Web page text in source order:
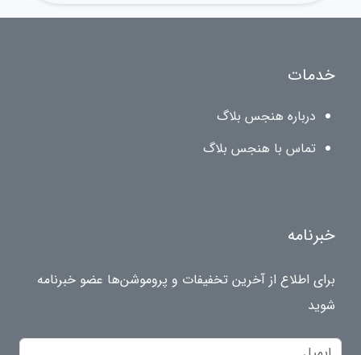
خدمات
درباره هنجس بلاگ
تماس با هنجس بلاگ
خبرنامه
برای اطلاع از آخرین تخفیفات و پروموشن‌ها عضو خبرنامه
شوید